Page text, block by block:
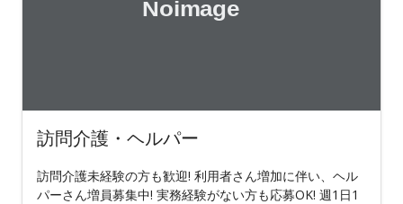
訪問介護・ヘルパー
訪問介護未経験の方も歓迎! 利用者さん増加に伴い、ヘル
パーさん増員募集中! 実務経験がない方も応募OK! 週1日1